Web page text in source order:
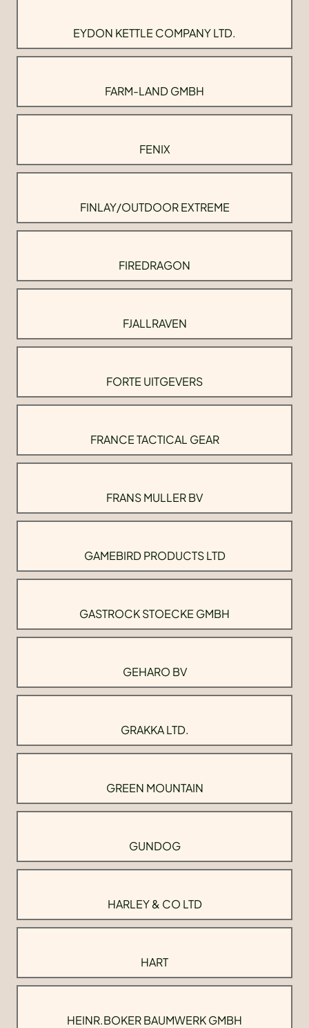
EYDON KETTLE COMPANY LTD.
FARM-LAND GMBH
FENIX
FINLAY/OUTDOOR EXTREME
FIREDRAGON
FJALLRAVEN
FORTE UITGEVERS
FRANCE TACTICAL GEAR
FRANS MULLER BV
GAMEBIRD PRODUCTS LTD
GASTROCK STOECKE GMBH
GEHARO BV
GRAKKA LTD.
GREEN MOUNTAIN
GUNDOG
HARLEY & CO LTD
HART
HEINR.BOKER BAUMWERK GMBH